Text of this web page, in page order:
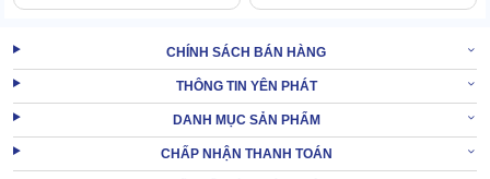
CHÍNH SÁCH BÁN HÀNG
THÔNG TIN YÊN PHÁT
DANH MỤC SẢN PHẨM
CHẤP NHẬN THANH TOÁN